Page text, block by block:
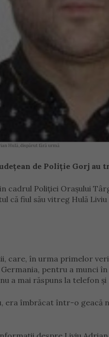
Hulă, dispărut fără urmă
de Poliție Gorj au
cadrul Poliției Orașului
că fiul său vitreg Hulă
care, în urma primelor
pentru a munci
a mai răspuns la telefon
era îmbrăcat într-o geacă